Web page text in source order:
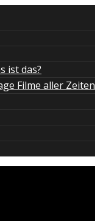
ist das?
Filme aller Zeiten